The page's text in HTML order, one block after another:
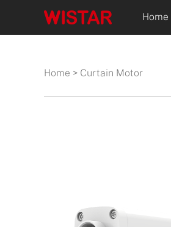
Home
Home > Curtain Motor